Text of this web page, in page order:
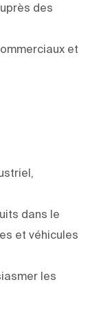
des
et
dans le
et véhicules
les